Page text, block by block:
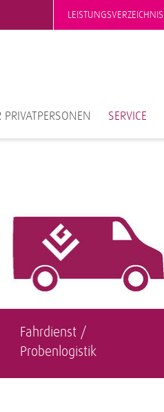
LEISTUNGSVERZEICHNIS
PRIVATPERSONEN SERVICE
Fahrdienst /
Probenlogistik